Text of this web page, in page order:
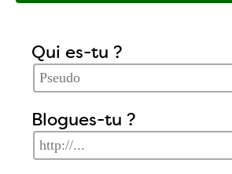
Qui es-tu ?
Blogues-tu ?